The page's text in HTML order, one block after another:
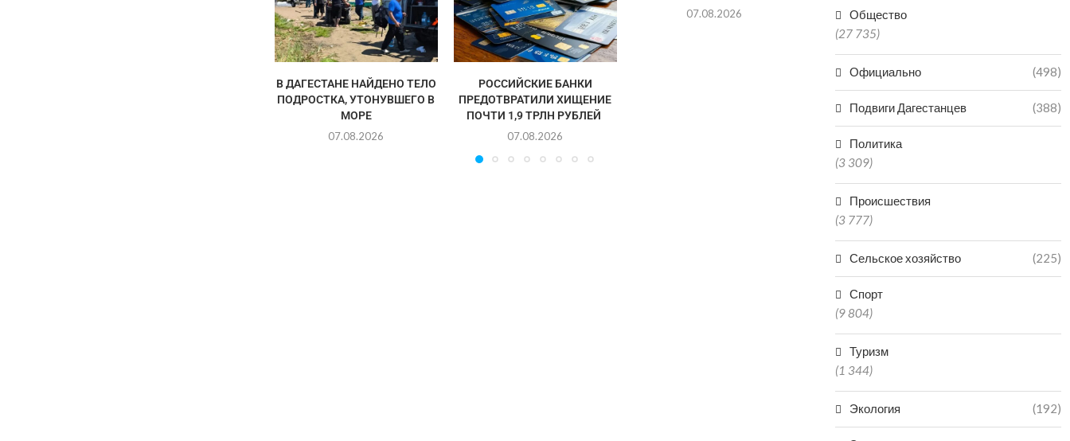
В ДАГЕСТАНЕ НАЙДЕНО ТЕЛО
ПОДРОСТКА, УТОНУВШЕГО В
МОРЕ
07.08.2026
РОССИЙСКИЕ БАНКИ
ПРЕДОТВРАТИЛИ ХИЩЕНИЕ
ПОЧТИ 1,9 ТРЛН РУБЛЕЙ
07.08.2026
07.08.2026
ОТЛОВ АГРЕССИВНЫХ...
Общество
(27 735)
Официально (498)
Подвиги Дагестанцев (388)
Политика
(3 309)
Происшествия
(3 777)
Сельское хозяйство (225)
Спорт
(9 804)
Туризм
(1 344)
Экология (192)